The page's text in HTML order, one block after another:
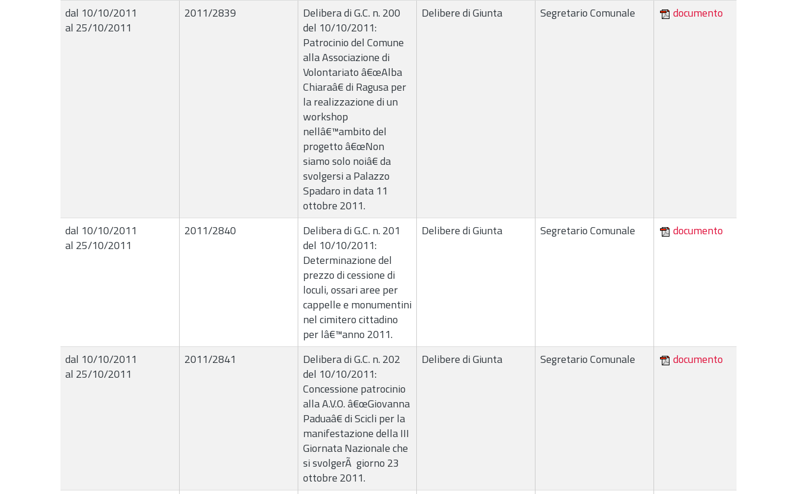
dal 10/10/2011
al 25/10/2011
2011/2839
Delibera di G.C. n. 200
del 10/10/2011:
Patrocinio del Comune
alla Associazione di
Volontariato â€œAlba
Chiaraâ€ di Ragusa per
la realizzazione di un
workshop
nellâ€™ambito del
progetto â€œNon
siamo solo noiâ€ da
svolgersi a Palazzo
Spadaro in data 11
ottobre 2011.
Delibere di Giunta Segretario Comunale documento
dal 10/10/2011
al 25/10/2011
2011/2840
Delibera di G.C. n. 201
del 10/10/2011:
Determinazione del
prezzo di cessione di
loculi, ossari aree per
cappelle e monumentini
nel cimitero cittadino
per lâ€™anno 2011.
Delibere di Giunta Segretario Comunale documento
dal 10/10/2011
al 25/10/2011
2011/2841
Delibera di G.C. n. 202
del 10/10/2011:
Concessione patrocinio
alla A.V.O. â€œGiovanna
Paduaâ€ di Scicli per la
manifestazione della III
Giornata Nazionale che
si svolgerÃ giorno 23
ottobre 2011.
Delibere di Giunta Segretario Comunale documento